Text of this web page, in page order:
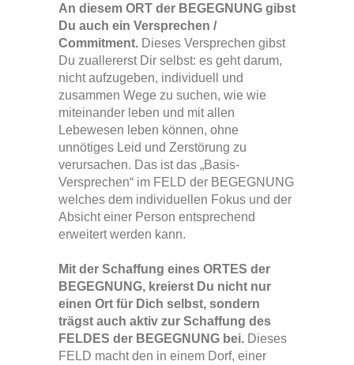
An diesem ORT der BEGEGNUNG gibst
Du auch ein Versprechen /
Commitment. Dieses Versprechen gibst
Du zuallererst Dir selbst: es geht darum,
nicht aufzugeben, individuell und
zusammen Wege zu suchen, wie wie
miteinander leben und mit allen
Lebewesen leben können, ohne
unnötiges Leid und Zerstörung zu
verursachen. Das ist das „Basis-
Versprechen“ im FELD der BEGEGNUNG
welches dem individuellen Fokus und der
Absicht einer Person entsprechend
erweitert werden kann.
Mit der Schaffung eines ORTES der
BEGEGNUNG, kreierst Du nicht nur
einen Ort für Dich selbst, sondern
trägst auch aktiv zur Schaffung des
FELDES der BEGEGNUNG bei. Dieses
FELD macht den in einem Dorf, einer